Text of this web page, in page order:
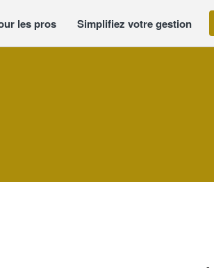
les pros Simplifiez votre gestion